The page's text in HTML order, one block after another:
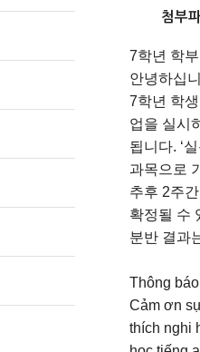
첨부
7학년 학
안녕하십
7학년 학
업을 실시
됩니다. ‘
과목으로
추후 2주
확정될 수
분반 결과
Thông
Cảm ơn
thích nghi